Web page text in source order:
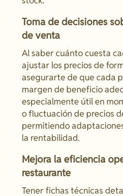
Toma de decisiones
de venta
Al saber cuánto cuesta
ajustar los precios de
asegurarte de que cada
margen de beneficio
especialmente útil en
o fluctuación de precios
permitiendo
la rentabilidad.
Mejora la eficiencia
restaurante
Tener fichas técnicas